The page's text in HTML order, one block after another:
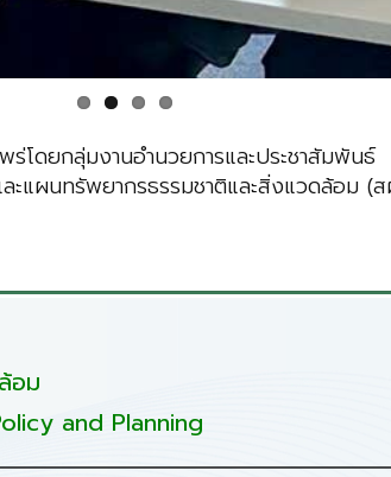
ร่โดยกลุ่มงานอำนวยการและประชาสัมพันธ์
ะแผนทรัพยากรธรรมชาติและสิ่งแวดล้อม (
อม
and Planning